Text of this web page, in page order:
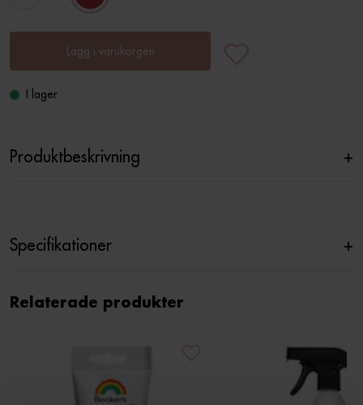
Lägg i varukorgen
I lager
Produktbeskrivning +
Specifikationer +
Relaterade produkter